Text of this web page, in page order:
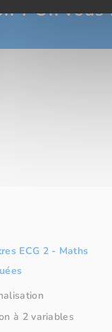
? On
ECG 2 - Maths
à 2 variables